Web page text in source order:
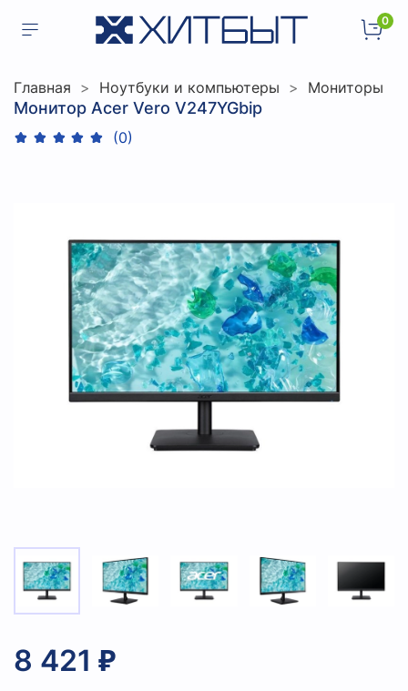
0
Главная Ноутбуки и компьютеры Мониторы
Монитор Acer Vero V247YGbip
(0)
8 421 ₽